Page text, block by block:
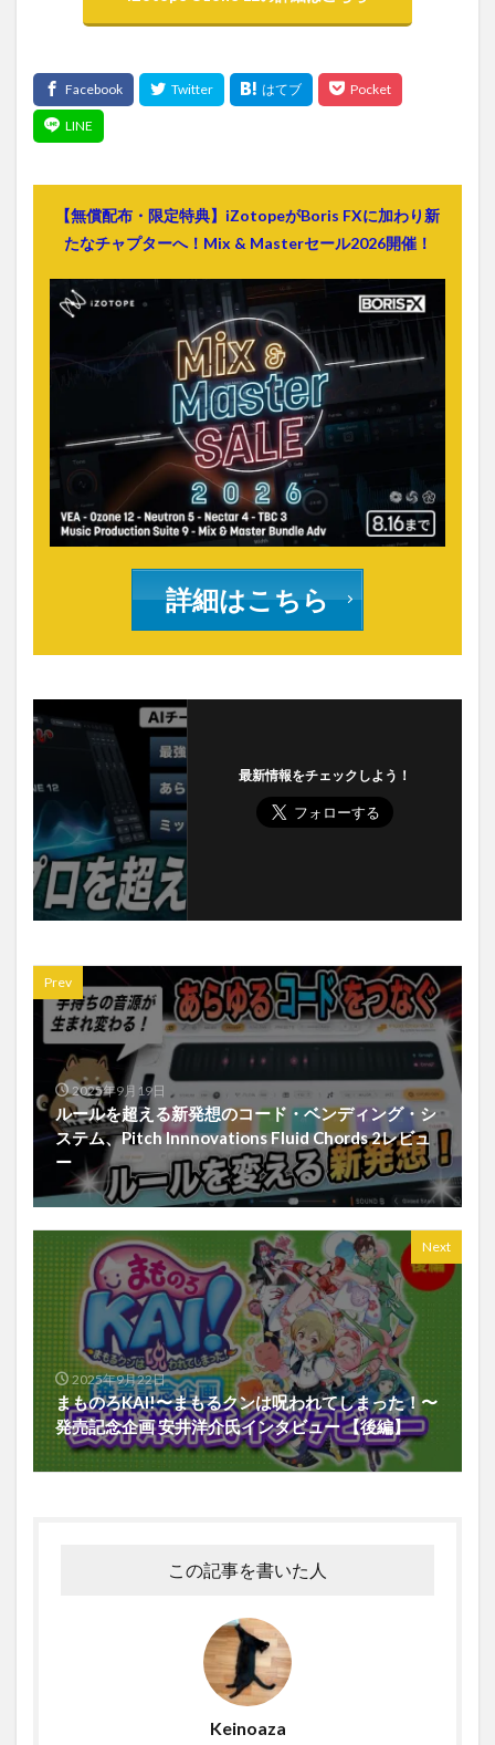
【無償配布・限定特典】iZotopeがBoris FXに加わり新
たなチャプターへ！Mix & Masterセール2026開催！
詳細はこちら
最新情報をチェックしよう！
Prev
2025年9月19日
ルールを超える新発想のコード・ベンディング・シ
ステム、Pitch Innnovations Fluid Chords 2レビュ
ー
Next
2025年9月22日
まものろKAI!〜まもるクンは呪われてしまった！〜
発売記念企画 安井洋介氏インタビュー 【後編】
この記事を書いた人
Keinoaza